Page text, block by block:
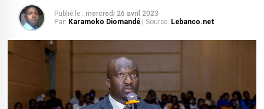
Publié le : mercredi 26 avril 2023
Par: Karamoko Diomandé | Source: Lebanco.net